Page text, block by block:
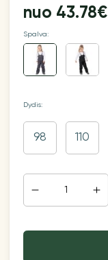
nuo 43.78€
Spalva:
Dydis:
98 110